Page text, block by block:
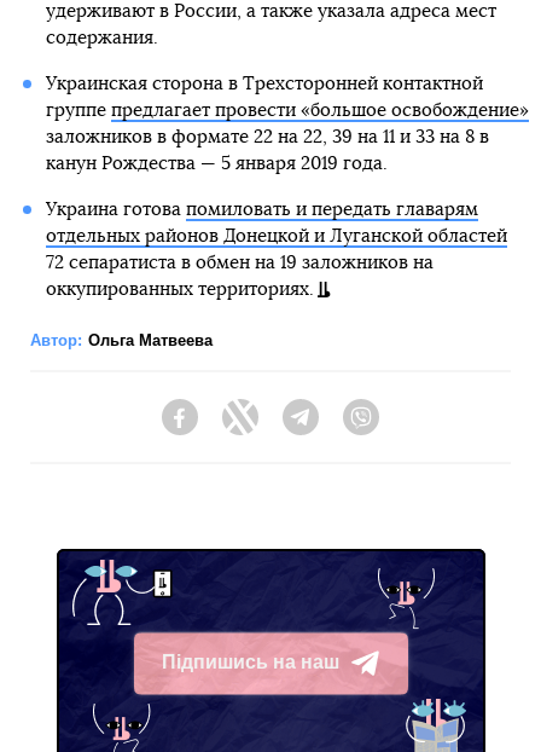
удерживают в России, а также указала адреса мест
содержания.
Украинская сторона в Трехсторонней контактной
группе предлагает провести «большое освобождение»
заложников в формате 22 на 22, 39 на 11 и 33 на 8 в
канун Рождества — 5 января 2019 года.
Украина готова помиловать и передать главарям
отдельных районов Донецкой и Луганской областей
72 сепаратиста в обмен на 19 заложников на
оккупированных территориях.
Автор: Ольга Матвеева
FacebookTwitter Telegram
Підпишись на наш
Telegram